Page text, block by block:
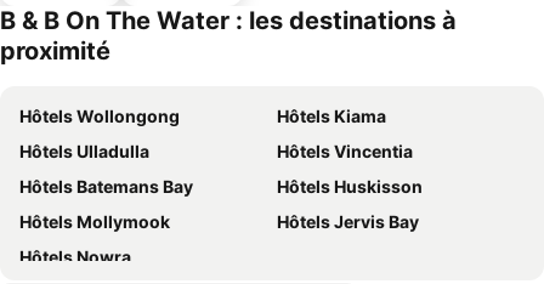
B & B On The Water : les destinations à
proximité
Hôtels Wollongong
Hôtels Kiama
Hôtels Ulladulla
Hôtels Vincentia
Hôtels Batemans Bay
Hôtels Huskisson
Hôtels Mollymook
Hôtels Jervis Bay
Hôtels Nowra